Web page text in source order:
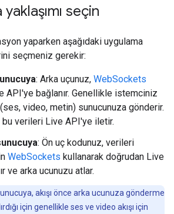
seçin
yaparken aşağıdaki uygulama
seçmeniz gerekir:
: Arka uçunuz, WebSockets
API'ye bağlanır. Genellikle istemciniz
video, metin) sunucunuza gönderir.
bu verileri Live API'ye iletir.
: Ön uç kodunuz, verileri
WebSockets kullanarak doğrudan Live
ve arka ucunuzu atlar.
akışı önce arka ucunuza gönderme
için genellikle ses ve video akışı için